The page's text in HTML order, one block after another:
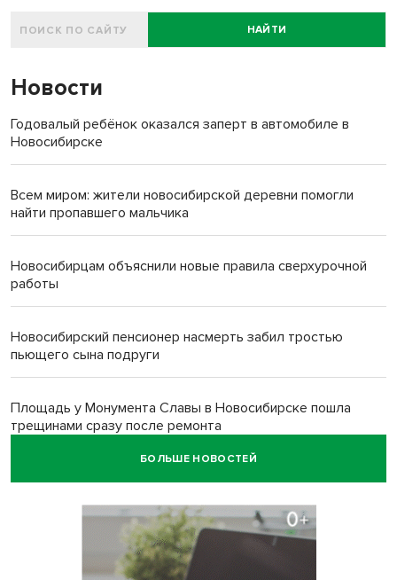
НАЙТИ
Новости
Годовалый ребёнок оказался заперт в автомобиле в
Новосибирске
Всем миром: жители новосибирской деревни помогли
найти пропавшего мальчика
Новосибирцам объяснили новые правила сверхурочной
работы
Новосибирский пенсионер насмерть забил тростью
пьющего сына подруги
Площадь у Монумента Славы в Новосибирске пошла
трещинами сразу после ремонта
Африканский врач поразил новосибирцев в травмпункте
Покрытие рулежных дорожек обновили в аэропорту
Толмачево по нацпроекту
БОЛЬШЕ НОВОСТЕЙ